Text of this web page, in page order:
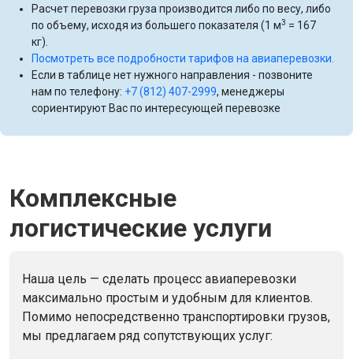
Расчет перевозки груза производится либо по весу, либо
по объему, исходя из большего показателя (1 м3 = 167
кг).
Посмотреть все подробности тарифов на авиаперевозки.
Если в таблице нет нужного направления - позвоните
нам по телефону: +7 (812) 407-2999, менеджеры
сориентируют Вас по интересующей перевозке
Комплексные
логистические услуги
Наша цель — сделать процесс авиаперевозки
максимально простым и удобным для клиентов.
Помимо непосредственно транспортировки грузов,
мы предлагаем ряд сопутствующих услуг: